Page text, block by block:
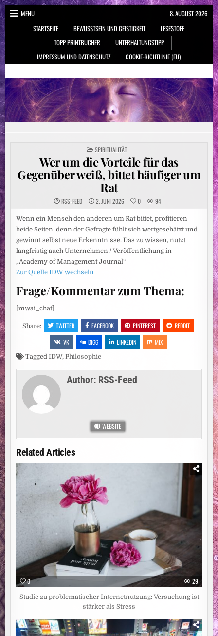
Skip
to
content
MENU
STARTSEITE
BEWUSSTSEIN UND GEISTIGKEIT
LESESTOFF
TOPP PRINTBÜCHER
UNTERHALTUNGSTIPP
IMPRESSUM UND DATENSCHUTZ
COOKIE-RICHTLINIE (EU)
8. AUGUST 2026
NeueSpiritualität.de
POSTED
IN
SPIRITUALITÄT
Wer um die Vorteile für das
Gegenüber weiß, bittet häufiger um
Rat
RSS-FEED 2. JUNI 2026 0 94
Wenn ein Mensch den anderen um Rat bittet, profitieren
beide Seiten, denn der Gefragte fühlt sich wertgeschätzt und
gewinnt selbst neue Erkenntnisse. Das zu wissen, nutzt
langfristig auch Unternehmen / Veröffentlichung in
„Academy of Management Journal“
Zur Quelle IDW wechseln
Frage/Kommentar zum Thema:
[mwai_chat]
Share: TWITTER FACEBOOK PINTEREST
REDDIT
VK
DIGG LINKEDIN MIX
TaggedIDW,Philosophie
Author: RSS-Feed
WEBSITE
Related Articles
0 29
Studie zu problematischer Internetnutzung: Versuchung ist
stärker als Stress